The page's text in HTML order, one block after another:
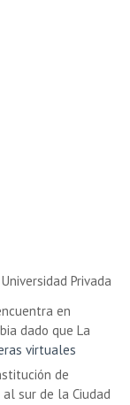
Privada
en
dado que La
virtuales
de
sur de la Ciudad